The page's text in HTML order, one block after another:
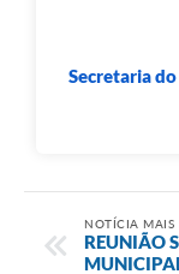
Secretaria
NOTÍCIA MAIS
REUNIÃO